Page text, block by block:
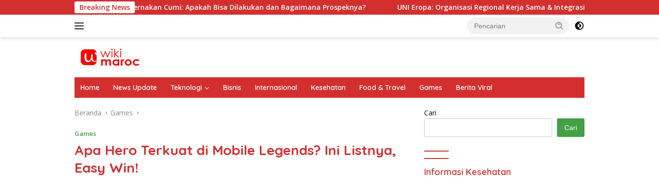
ke
Breaking News
Peternakan Cumi: Apakah Bisa Dilakukan dan Bagaimana Prospeknya? UNI Eropa: Organisasi Regional Kerja Sama & Integrasi Antarnegara
Home News Update Teknologi Bisnis Internasional Kesehatan Food & Travel Games Berita Viral
Beranda Games
Games
Apa Hero Terkuat di Mobile Legends? Ini Listnya,
Easy Win!
Cari
Cari
Informasi Kesehatan